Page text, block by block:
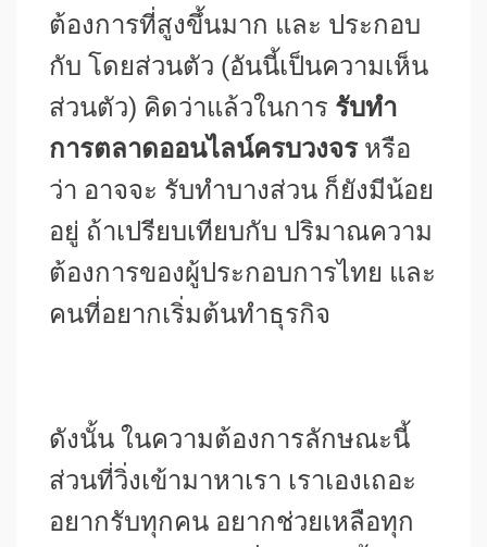
ต้องการที่สูงขึ้นมาก และ ประกอบ
กับ โดยส่วนตัว (อันนี้เป็นความเห็น
ส่วนตัว) คิดว่าแล้วในการ รับทํา
การตลาดออนไลน์ครบวงจรหรือ
ว่า อาจจะ รับทำบางส่วน ก็ยังมีน้อย
อยู่ ถ้าเปรียบเทียบกับ ปริมาณความ
ต้องการของผู้ประกอบการไทย และ
คนที่อยากเริ่มต้นทำธุรกิจ
ดังนั้น ในความต้องการลักษณะนี้
ส่วนที่วิ่งเข้ามาหาเรา เราเองเถอะ
อยากรับทุกคน อยากช่วยเหลือทุก